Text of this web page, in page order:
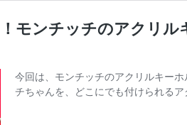
モンチッチのアクリ
今回は、モンチッチのアクリルキー
チちゃんを、どこにでも付けられる